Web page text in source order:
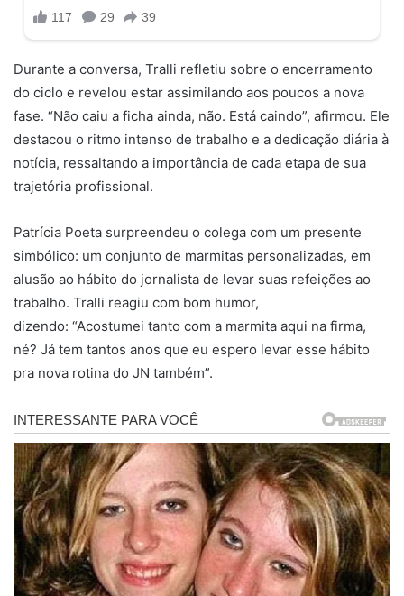
Durante a conversa, Tralli refletiu sobre o encerramento
do ciclo e revelou estar assimilando aos poucos a nova
fase. “Não caiu a ficha ainda, não. Está caindo”, afirmou. Ele
destacou o ritmo intenso de trabalho e a dedicação diária à
notícia, ressaltando a importância de cada etapa de sua
trajetória profissional.
Patrícia Poeta surpreendeu o colega com um presente
simbólico: um conjunto de marmitas personalizadas, em
alusão ao hábito do jornalista de levar suas refeições ao
trabalho. Tralli reagiu com bom humor,
dizendo: “Acostumei tanto com a marmita aqui na firma,
né? Já tem tantos anos que eu espero levar esse hábito
pra nova rotina do JN também”.